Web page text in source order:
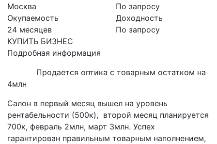
Москва
Окупаемость
24 месяцев
КУПИТЬ БИЗНЕС
По запросу
Доходность
По запросу
Подробная информация
Продается оптика с товарным остатком на
4млн
Салон в первый месяц вышел на уровень
рентабельности (500к), второй месяц планируется
700к, февраль 2млн, март 3млн. Успех
гарантирован правильным товарным наполнением,